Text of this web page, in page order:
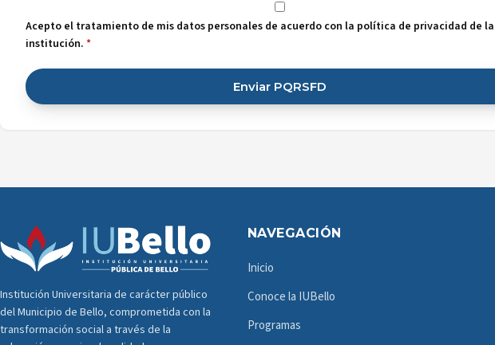
Acepto el tratamiento de mis datos personales de acuerdo con la política de privacidad de la
institución. *
Enviar PQRSFD
Institución Universitaria de carácter público
del Municipio de Bello, comprometida con la
transformación social a través de la
NAVEGACIÓN
Inicio
Conoce la IUBello
Programas